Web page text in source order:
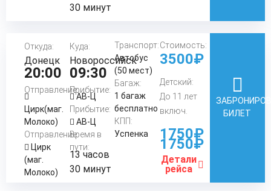
30 минут
Откуда:
Донецк
20:00
Отправление:
Цирк(маг.
Молоко)
Отправление:
Цирк
(маг.
Молоко)
Куда:
Новороссийск
09:30
Прибытие:
АВ-Ц
Прибытие:
АВ-Ц
Время в
пути:
13 часов
30 минут
Транспорт:
Автобус
(50 мест)
Багаж:
1 багаж
бесплатно
КПП:
Успенка
Стоимость:
3500₽
Детский:
До 11 лет
включ.
1750₽
1750₽
Детали
рейса
БИЛЕТ